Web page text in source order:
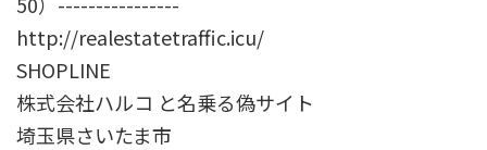
http://realestatetraffic.icu/
SHOPLINE
株式会社ハルコ と名乗る偽サイト
埼玉県さいたま市